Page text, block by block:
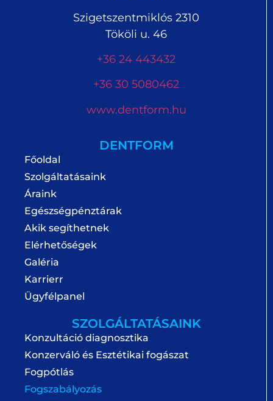
Szigetszentmiklós 2310
Tököli u. 46
+36 24 443432
+36 30 5080462
www.dentform.hu
DENTFORM
Főoldal
Szolgáltatásaink
Áraink
Egészségpénztárak
Akik segíthetnek
Elérhetőségek
Galéria
Karrierr
Ügyfélpanel
SZOLGÁLTATÁSAINK
Konzultáció diagnosztika
Konzerváló és Esztétikai fogászat
Fogpótlás
Fogszabályozás